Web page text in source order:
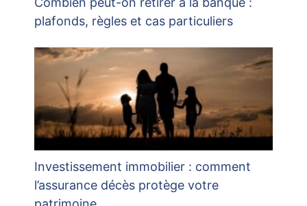
plafonds, règles et cas particuliers
Investissement immobilier : comment
l’assurance décès protège votre